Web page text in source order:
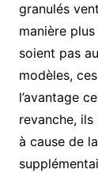
granulés
manière
soient pas
modèles,
l’avantage
revanche,
à cause de